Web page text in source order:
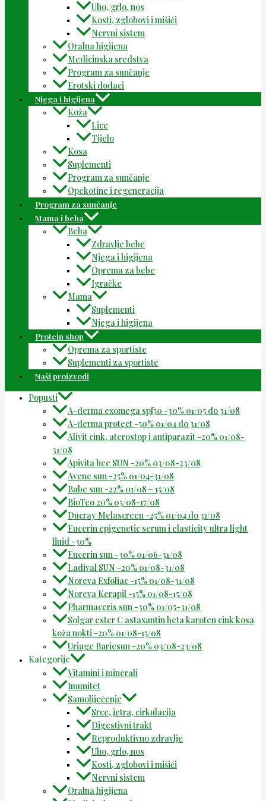
Uho, grlo, nos
Kosti, zglobovi i mišići
Nervni sistem
Oralna higijena
Medicinska sredstva
Program za sunčanje
Erotski dodaci
Njega i higijena
Koža
Lice
Tijelo
Kosa
Suplementi
Program za sunčanje
Opekotine i regeneracija
Program za sunčanje
Mama i beba
Beba
Zdravlje bebe
Njega i higijena
Oprema za bebe
Igračke
Mama
Suplementi
Njega i higijena
Protein shop
Oprema za sportiste
Suplementi za sportiste
Naši proizvodi
Popusti
A-derma exomega spf50 -30% 01/05 do 31/08
A-derma protect -50% 01/04 do 31/08
Alivit cink, aterostop i antiparazit -20% 01/08-
31/08
Apivita bee SUN -20% 03/08-23/08
Avene sun -25% 01/04-31/08
Babe sun -22% 01/08 – 15/08
BioTeo 20% 05/08-17/08
Ducray Melascreen -25% 01/04 do 31/08
Eucerin epigenetic serum i elasticity ultra light
fluid -30%
Eucerin sun -30% 01/06-31/08
Ladival SUN -20% 01/08-31/08
Noreva Exfoliac -15% 01/08-31/08
Noreva Kerapil -15% 01/08-15/08
Pharmaceris sun -30% 01/05-31/08
Solgar ester C astaxantin beta karoten cink kosa
koža nokti -20% 01/08-15/08
Uriage Bariesun -20% 03/08-23/08
Kategorije
Vitamini i minerali
Imunitet
Samoliječenje
Srce, jetra, cirkulacija
Digestivni trakt
Reproduktivno zdravlje
Uho, grlo, nos
Kosti, zglobovi i mišići
Nervni sistem
Oralna higijena